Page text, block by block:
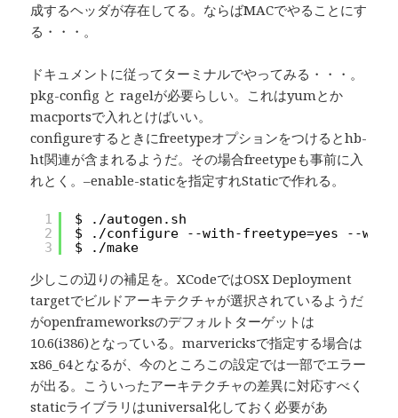
成するヘッダが存在してる。ならばMACでやることにす
る・・・。
ドキュメントに従ってターミナルでやってみる・・・。
pkg-config と ragelが必要らしい。これはyumとか
macportsで入れとけばいい。
configureするときにfreetypeオプションをつけるとhb-
ht関連が含まれるようだ。その場合freetypeも事前に入
れとく。–enable-staticを指定すれStaticで作れる。
1
2
3
$ ./autogen.sh
$ ./configure --with-freetype=yes --with-
$ ./make
少しこの辺りの補足を。XCodeではOSX Deployment
targetでビルドアーキテクチャが選択されているようだ
がopenframeworksのデフォルトターゲットは
10.6(i386)となっている。marvericksで指定する場合は
x86_64となるが、今のところこの設定では一部でエラー
が出る。こういったアーキテクチャの差異に対応すべく
staticライブラリはuniversal化しておく必要があ